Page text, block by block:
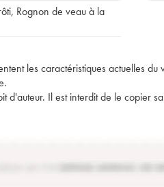
, Rognon de veau à la
les caractéristiques actuelles du
d'auteur. Il est interdit de le copier